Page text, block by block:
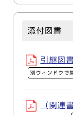
添付図書
引継図
別ウィンドウで
（関連